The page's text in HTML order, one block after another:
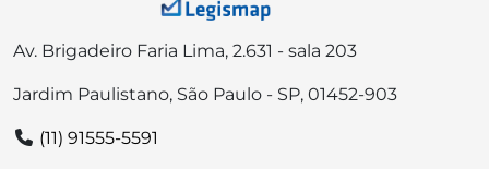
Av. Brigadeiro Faria Lima, 2.631 - sala 203
Jardim Paulistano, São Paulo - SP, 01452-903
(11) 91555-5591